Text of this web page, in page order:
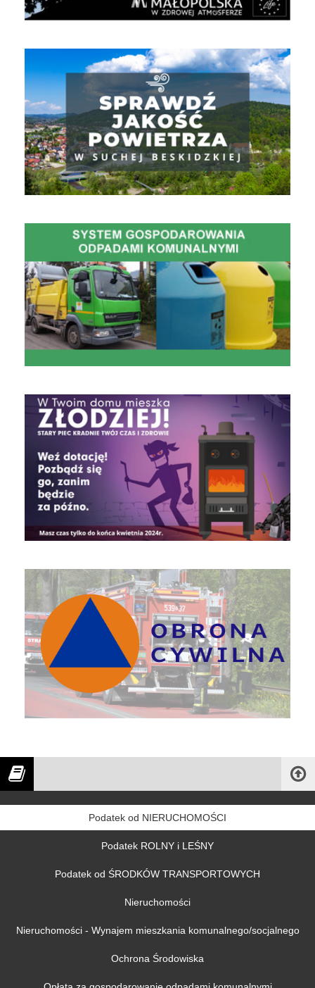
czyste powietrze
Obrona Cywilna
Podatek od NIERUCHOMOŚCI
Podatek ROLNY i LEŚNY
Podatek od ŚRODKÓW TRANSPORTOWYCH
Nieruchomości
Nieruchomości - Wynajem mieszkania komunalnego/socjalnego
Ochrona Środowiska